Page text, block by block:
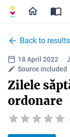
Back to results
18 April 2022
Source included
Zilele
ordonare